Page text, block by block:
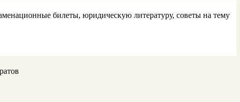
билеты, юридическую литературу, советы на тему